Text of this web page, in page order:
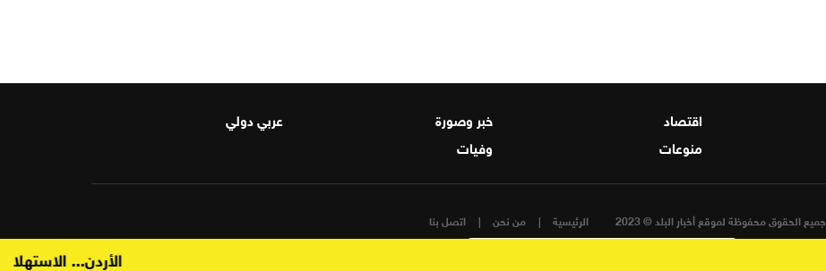
الأردن...
اقتصاد خبر وصورة
عربي دولي
منوعات وفيات
جميع الحقوق محفوظة لموقع أخبار البلد © 2023 اتصل بنا من نحن الرئيسية